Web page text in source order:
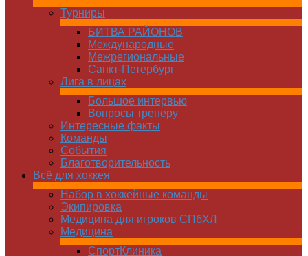
Турниры
БИТВА РАЙОНОВ
Международные
Межрегиональные
Санкт-Петербург
Лига в лицах
Большое интервью
Вопросы тренеру
Интересные факты
Команды
Cобытия
Благотворительность
Всё для хоккея
Набор в хоккейные команды
Экипировка
Медицина для игроков СПбХЛ
Медицина
СпортКлиника